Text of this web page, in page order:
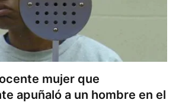
mujer que
apuñaló a un hombre en el